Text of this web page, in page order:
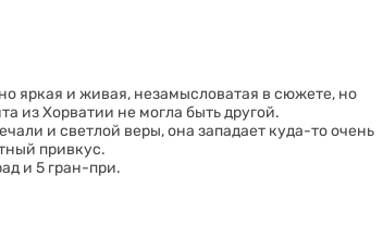
яркая и живая, незамысловатая в сюжете, но
из Хорватии не могла быть другой.
и светлой веры, она западает куда-то очень
привкус.
и 5 гран-при.